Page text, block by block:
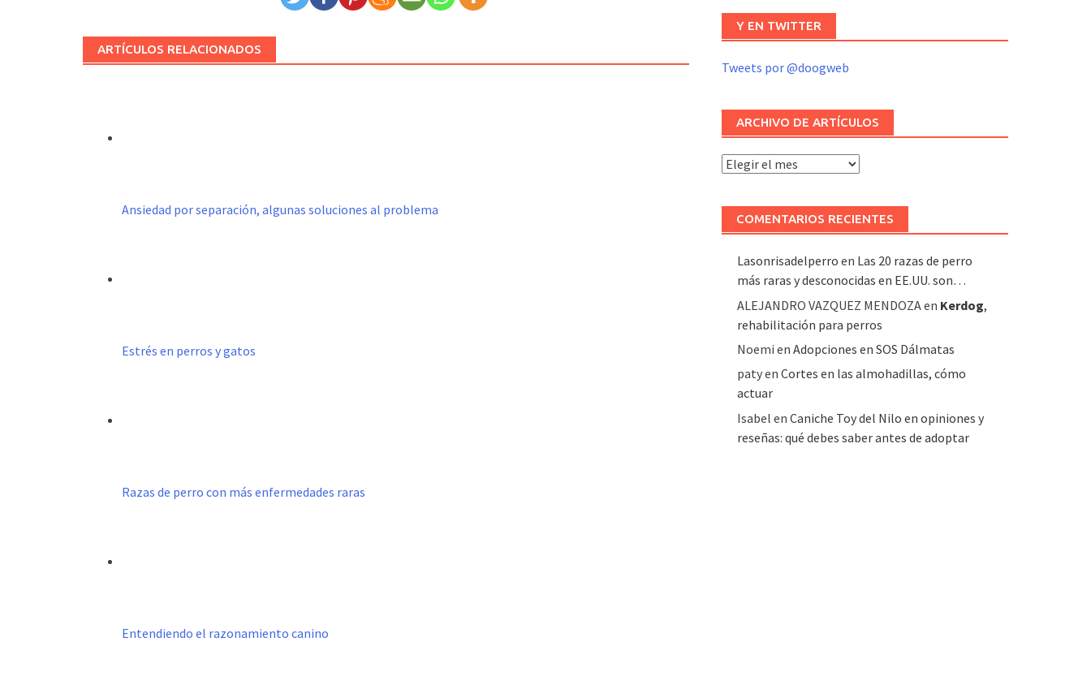
ARTÍCULOS RELACIONADOS
Ansiedad por separación, algunas soluciones al problema
Estrés en perros y gatos
Razas de perro con más enfermedades raras
Entendiendo el razonamiento canino
Y EN TWITTER
Tweets por @doogweb
ARCHIVO DE ARTÍCULOS
Archivo
artículos
COMENTARIOS RECIENTES
Lasonrisadelperro en Las 20 razas de perro
más raras y desconocidas en EE.UU. son…
ALEJANDRO VAZQUEZ MENDOZAen Kerdog,
rehabilitación para perros
Noemi en Adopciones en SOS Dálmatas
patyen Cortes en las almohadillas, cómo
actuar
Isabel en Caniche Toy del Nilo en opiniones y
reseñas: qué debes saber antes de adoptar